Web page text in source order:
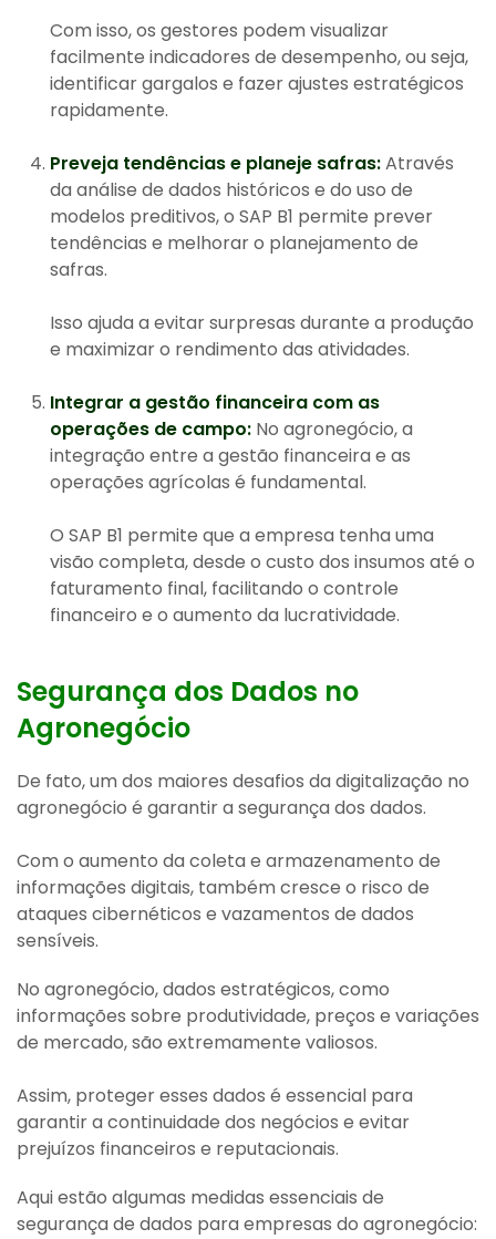
Com isso, os gestores podem visualizar
facilmente indicadores de desempenho, ou seja,
identificar gargalos e fazer ajustes estratégicos
rapidamente.
Preveja tendências e planeje safras:Através
da análise de dados históricos e do uso de
modelos preditivos, o SAP B1 permite prever
tendências e melhorar o planejamento de
safras.
Isso ajuda a evitar surpresas durante a produção
e maximizar o rendimento das atividades.
Integrar a gestão financeira com as
operações de campo: No agronegócio, a
integração entre a gestão financeira e as
operações agrícolas é fundamental.
O SAP B1 permite que a empresa tenha uma
visão completa, desde o custo dos insumos até o
faturamento final, facilitando o controle
financeiro e o aumento da lucratividade.
Segurança dos Dados no
Agronegócio
De fato, um dos maiores desafios da digitalização no
agronegócio é garantir a segurança dos dados.
Com o aumento da coleta e armazenamento de
informações digitais, também cresce o risco de
ataques cibernéticos e vazamentos de dados
sensíveis.
No agronegócio, dados estratégicos, como
informações sobre produtividade, preços e variações
de mercado, são extremamente valiosos.
Assim, proteger esses dados é essencial para
garantir a continuidade dos negócios e evitar
prejuízos financeiros e reputacionais.
Aqui estão algumas medidas essenciais de
segurança de dados para empresas do agronegócio: